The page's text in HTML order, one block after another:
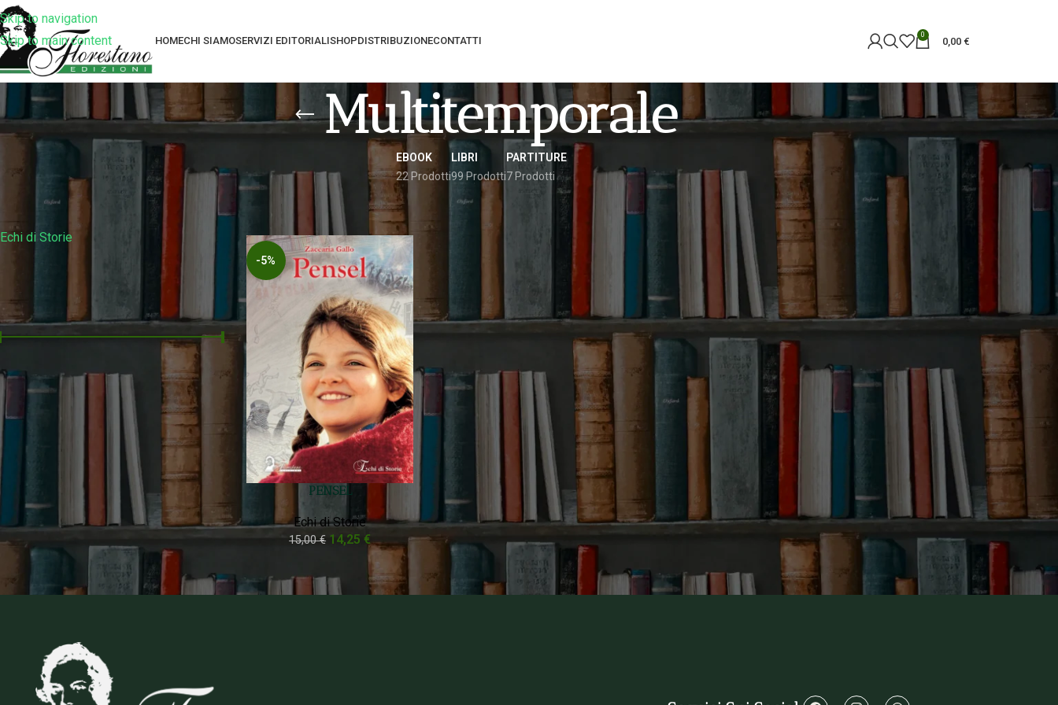
Skip to navigation
Skip to main content
HOMECHI SIAMOSERVIZI EDITORIALISHOPDISTRIBUZIONECONTATTI 0
0,00 €
Multitemporale
EBOOK
22 Prodotti
LIBRI
99 Prodotti
PARTITURE
7 Prodotti
Filtra Per Collana
Echi di Storie
Filtra Per Prezzo
FILTRA
Prezzo: 10 €—20 €
Filtra Per Stato
In stock
Prodotti taggati “multitemporale” 24
-5%
PENSEL
Echi di Storie
15,00€ 14,25€